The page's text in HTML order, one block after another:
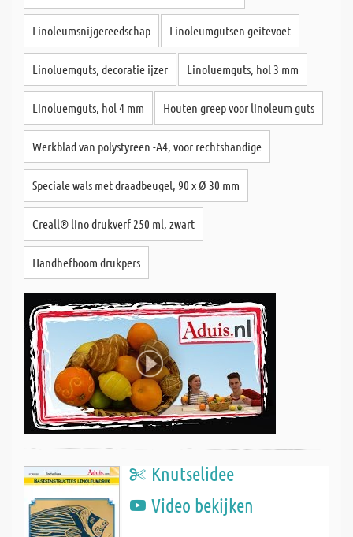
Linoleumsnijgereedschap Linoleumgutsen geitevoet
Linoluemguts, decoratie ijzer Linoluemguts, hol 3 mm
Linoluemguts, hol 4 mm Houten greep voor linoleum guts
Werkblad van polystyreen -A4, voor rechtshandige
Speciale wals met draadbeugel, 90 x Ø 30 mm
Creall® lino drukverf 250 ml, zwart
Handhefboom drukpers
Knutselidee
Video bekijken